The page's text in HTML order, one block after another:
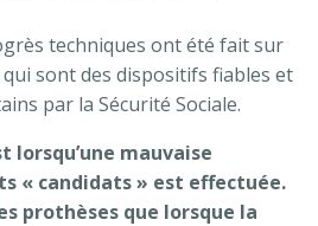
techniques ont été fait sur
sont des dispositifs fiables et
par la Sécurité Sociale.
lorsqu’une mauvaise
« candidats » est effectuée.
prothèses que lorsque la